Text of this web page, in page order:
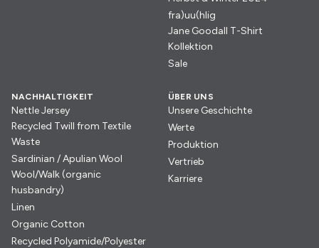
fra)uu(hlig
Jane Goodall T-Shirt
Kollektion
Sale
NACHHALTIGKEIT
Nettle Jersey
Recycled Twill from Textile
Waste
Sardinian / Apulian Wool
Wool/Walk (organic
husbandry)
Linen
Organic Cotton
Recycled Polyamide/Polyester
ÜBER UNS
Unsere Geschichte
Werte
Produktion
Vertrieb
Karriere